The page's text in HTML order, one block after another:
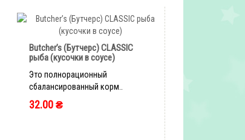
Butcher’s (Бутчерс) CLASSIC
рыба (кусочки в соусе)
Это полнорационный
сбалансированный корм..
32.00 ₴